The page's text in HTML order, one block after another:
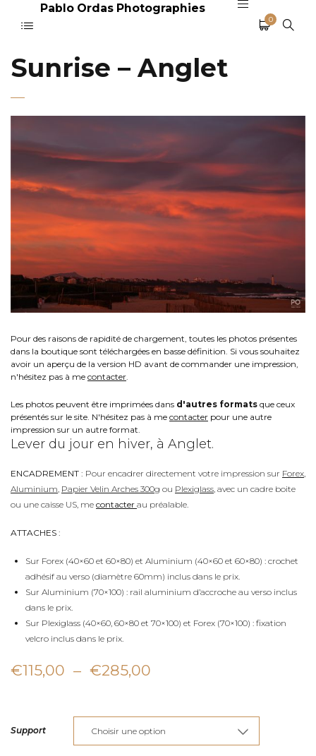
Pablo Ordas Photographies
0
Sunrise – Anglet
Pour des raisons de rapidité de chargement, toutes les photos présentes
dans la boutique sont téléchargées en basse définition. Si vous souhaitez
avoir un aperçu de la version HD avant de commander une impression,
n'hésitez pas à me contacter
Les photos peuvent être imprimées dans d'autres formats que ceux
présentés sur le site. N'hésitez pas à me contacter pour une autre
impression sur un autre format.
Lever du jour en hiver, à Anglet.
ENCADREMENT : Pour encadrer directement votre impression sur Forex
Aluminium Papier Velin Arches 300g ou Plexiglass , avec un cadre boite
ou une caisse US, me contacter au préalable.
ATTACHES :
Sur Forex (40×60 et 60×80) et Aluminium (40×60 et 60×80) : crochet
adhésif au verso (diamètre 60mm) inclus dans le prix.
Sur Aluminium (70×100) : rail aluminium d’accroche au verso inclus
dans le prix.
Sur Plexiglass (40×60, 60×80 et 70×100) et Forex (70×100) : fixation
velcro inclus dans le prix.
€115,00 – €285,00
prix :
€115,00
Support